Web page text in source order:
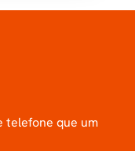
telefone que um